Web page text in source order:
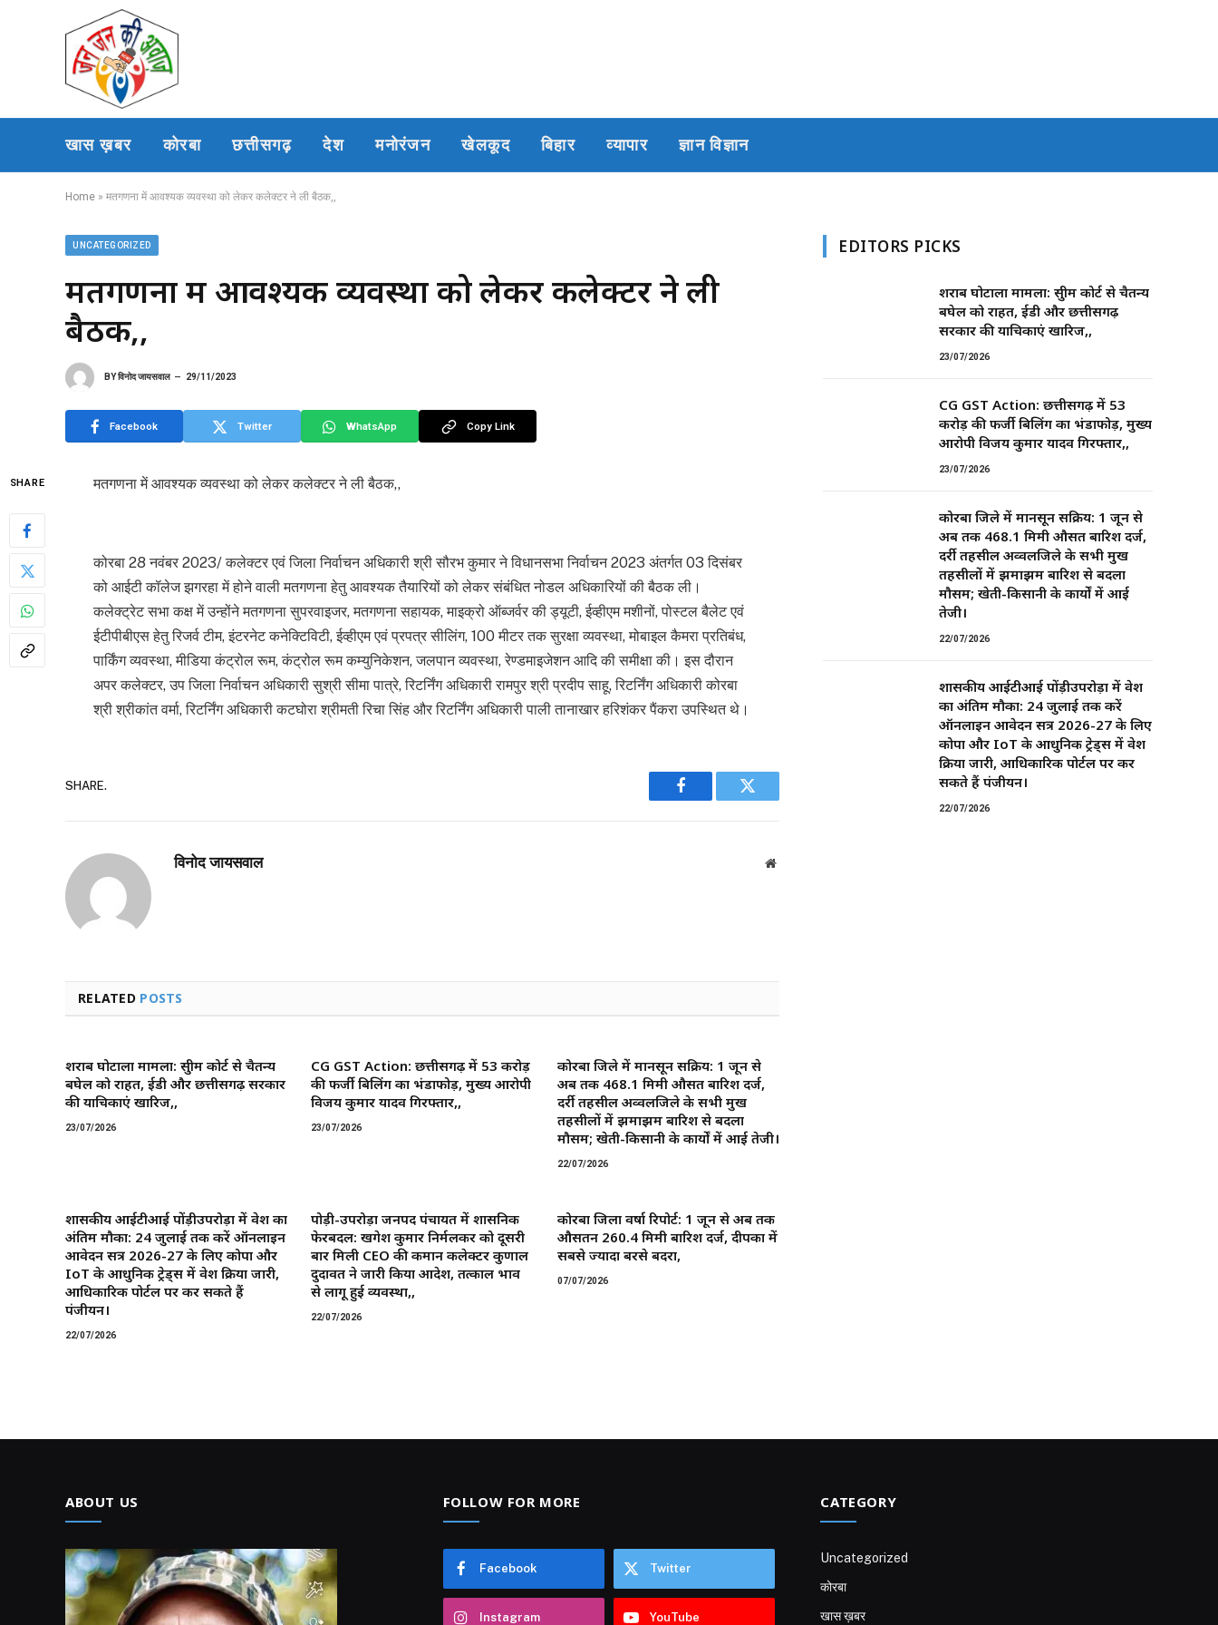
खास ख़बर कोरबा छत्तीसगढ़ देश मनोरंजन खेलकूद बिहार व्यापार ज्ञान विज्ञान
Home » मतगणना में आवश्यक व्यवस्था को लेकर कलेक्टर ने ली बैठक,,
UNCATEGORIZED
मतगणना में आवश्यक व्यवस्था को लेकर कलेक्टर ने ली
बैठक,,
BYविनोद जायसवाल 29/11/2023
Facebook Twitter WhatsApp Copy Link
SHARE मतगणना में आवश्यक व्यवस्था को लेकर कलेक्टर ने ली बैठक,,
कोरबा 28 नवंबर 2023/ कलेक्टर एवं जिला निर्वाचन अधिकारी श्री सौरभ कुमार ने विधानसभा निर्वाचन 2023 अंतर्गत 03 दिसंबर
को आईटी कॉलेज झगरहा में होने वाली मतगणना हेतु आवश्यक तैयारियों को लेकर संबंधित नोडल अधिकारियों की बैठक ली।
कलेक्ट्रेट सभा कक्ष में उन्होंने मतगणना सुपरवाइजर, मतगणना सहायक, माइक्रो ऑब्जर्वर की ड्यूटी, ईव्हीएम मशीनों, पोस्टल बैलेट एवं
ईटीपीबीएस हेतु रिजर्व टीम, इंटरनेट कनेक्टिविटी, ईव्हीएम एवं प्रपत्र सीलिंग, 100 मीटर तक सुरक्षा व्यवस्था, मोबाइल कैमरा प्रतिबंध,
पार्किंग व्यवस्था, मीडिया कंट्रोल रूम, कंट्रोल रूम कम्युनिकेशन, जलपान व्यवस्था, रेण्डमाइजेशन आदि की समीक्षा की। इस दौरान
अपर कलेक्टर, उप जिला निर्वाचन अधिकारी सुश्री सीमा पात्रे, रिटर्निंग अधिकारी रामपुर श्री प्रदीप साहू, रिटर्निंग अधिकारी कोरबा
श्री श्रीकांत वर्मा, रिटर्निंग अधिकारी कटघोरा श्रीमती रिचा सिंह और रिटर्निंग अधिकारी पाली तानाखार हरिशंकर पैंकरा उपस्थित थे।
SHARE.
Facebook Twitter
विनोद जायसवाल Website
RELATED POSTS
शराब घोटाला मामला: सुप्रीम कोर्ट से चैतन्य
बघेल को राहत, ईडी और छत्तीसगढ़ सरकार
की याचिकाएं खारिज,,
23/07/2026
CG GST Action: छत्तीसगढ़ में 53 करोड़
की फर्जी बिलिंग का भंडाफोड़, मुख्य आरोपी
विजय कुमार यादव गिरफ्तार,,
23/07/2026
कोरबा जिले में मानसून सक्रिय: 1 जून से
अब तक 468.1 मिमी औसत बारिश दर्ज,
दर्री तहसील अव्वलजिले के सभी प्रमुख
तहसीलों में झमाझम बारिश से बदला
मौसम; खेती-किसानी के कार्यों में आई तेजी।
22/07/2026
शासकीय आईटीआई पोंड़ीउपरोड़ा में प्रवेश का
अंतिम मौका: 24 जुलाई तक करें ऑनलाइन
आवेदन सत्र 2026-27 के लिए कोपा और
IoT के आधुनिक ट्रेड्स में प्रवेश प्रक्रिया जारी,
आधिकारिक पोर्टल पर कर सकते हैं
पंजीयन।
22/07/2026
पोड़ी-उपरोड़ा जनपद पंचायत में प्रशासनिक
फेरबदल: खगेश कुमार निर्मलकर को दूसरी
बार मिली CEO की कमान ​कलेक्टर कुणाल
दुदावत ने जारी किया आदेश, तत्काल प्रभाव
से लागू हुई व्यवस्था,,
22/07/2026
कोरबा जिला वर्षा रिपोर्ट: 1 जून से अब तक
औसतन 260.4 मिमी बारिश दर्ज, दीपका में
सबसे ज्यादा बरसे बदरा,
07/07/2026
EDITORS PICKS
शराब घोटाला मामला: सुप्रीम कोर्ट से चैतन्य
बघेल को राहत, ईडी और छत्तीसगढ़
सरकार की याचिकाएं खारिज,,
23/07/2026
CG GST Action: छत्तीसगढ़ में 53
करोड़ की फर्जी बिलिंग का भंडाफोड़, मुख्य
आरोपी विजय कुमार यादव गिरफ्तार,,
23/07/2026
कोरबा जिले में मानसून सक्रिय: 1 जून से
अब तक 468.1 मिमी औसत बारिश दर्ज,
दर्री तहसील अव्वलजिले के सभी प्रमुख
तहसीलों में झमाझम बारिश से बदला
मौसम; खेती-किसानी के कार्यों में आई
तेजी।
22/07/2026
शासकीय आईटीआई पोंड़ीउपरोड़ा में प्रवेश
का अंतिम मौका: 24 जुलाई तक करें
ऑनलाइन आवेदन सत्र 2026-27 के लिए
कोपा और IoT के आधुनिक ट्रेड्स में प्रवेश
प्रक्रिया जारी, आधिकारिक पोर्टल पर कर
सकते हैं पंजीयन।
22/07/2026
ABOUT US FOLLOW FOR MORE
Facebook Twitter
Instagram YouTube
CATEGORY
Uncategorized
कोरबा
खास ख़बर